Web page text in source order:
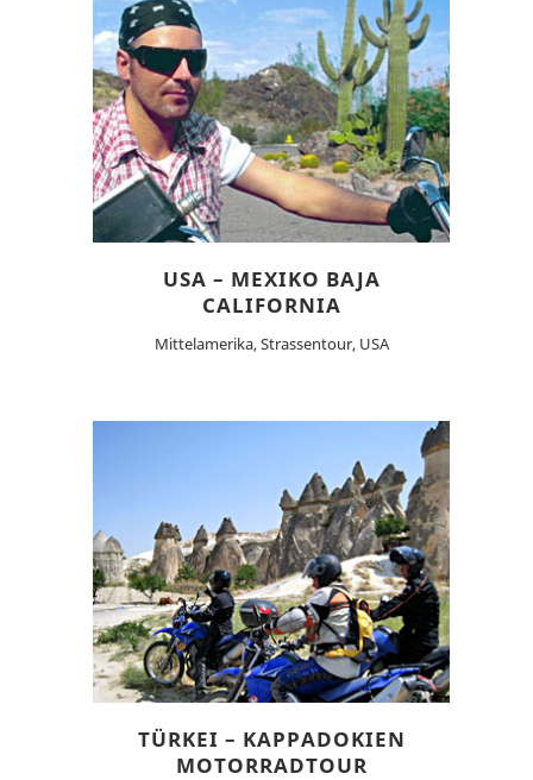
USA – MEXIKO BAJA
CALIFORNIA
Mittelamerika, Strassentour, USA
TÜRKEI – KAPPADOKIEN
MOTORRADTOUR